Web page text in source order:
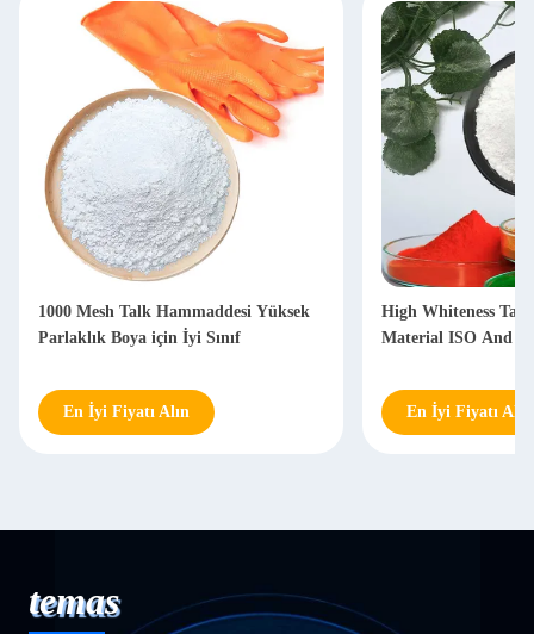
1000 Mesh Talk Hammaddesi Yüksek
Parlaklık Boya için İyi Sınıf
En İyi Fiyatı Alın
High Whiteness
Material ISO And
En İyi Fiyatı Alın
temas